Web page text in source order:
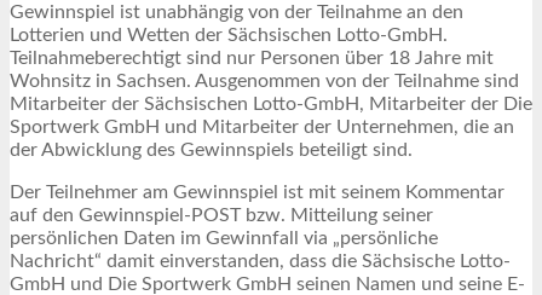
Gewinnspiel ist unabhängig von der Teilnahme an den
Lotterien und Wetten der Sächsischen Lotto-GmbH.
Teilnahmeberechtigt sind nur Personen über 18 Jahre mit
Wohnsitz in Sachsen. Ausgenommen von der Teilnahme sind
Mitarbeiter der Sächsischen Lotto-GmbH, Mitarbeiter der Die
Sportwerk GmbH und Mitarbeiter der Unternehmen, die an
der Abwicklung des Gewinnspiels beteiligt sind.
Der Teilnehmer am Gewinnspiel ist mit seinem Kommentar
auf den Gewinnspiel-POST bzw. Mitteilung seiner
persönlichen Daten im Gewinnfall via „persönliche
Nachricht“ damit einverstanden, dass die Sächsische Lotto-
GmbH und Die Sportwerk GmbH seinen Namen und seine E-